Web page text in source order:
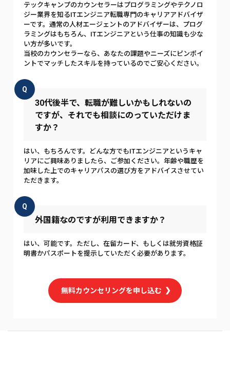
テックキャンプのカウンセラーはプログラミングやテクノロ
ジー業界を知るITエンジニア転職専門のキャリアアドバイザ
ーです。通常の人材エージェントのアドバイザーは、プログ
ラミングはもちろん、ITエンジニアという仕事の知識も少な
い方が多いです。
当校のカウンセラーなら、あなたの課題やニーズにピンポイ
ントでマッチしたスキルを持っているのでご安心ください。
Q
30代後半で、転職が難しいかもしれないの
ですが、それでも相談にのっていただけま
すか？
はい、もちろんです。どんな方でもITエンジニアというキャ
リアにご興味ありましたら、ご参加ください。年齢や職歴を
加味した上でのキャリアパスの選び方をアドバイスさせてい
ただきます。
Q
外国籍なのですが利用できますか？
はい、可能です。ただし、在留カード、もしくは就労資格証
明書かパスポートを提示していただく必要があります。
無料カウンセリングを申し込む